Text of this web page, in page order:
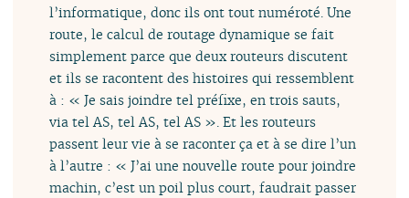
l’informatique, donc ils ont tout numéroté. Une
route, le calcul de routage dynamique se fait
simplement parce que deux routeurs discutent
et ils se racontent des histoires qui ressemblent
à : « Je sais joindre tel préfixe, en trois sauts,
via tel AS, tel AS, tel AS ». Et les routeurs
passent leur vie à se raconter ça et à se dire l’un
à l’autre : « J’ai une nouvelle route pour joindre
machin, c’est un poil plus court, faudrait passer